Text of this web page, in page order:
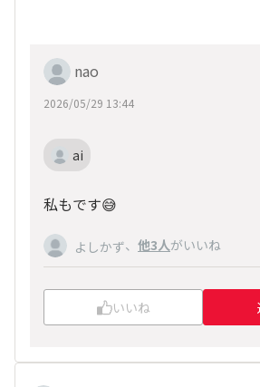
nao
2026/05/29 13:44
ai
私もです😅
よしかず、 他3人がいいね
いいね